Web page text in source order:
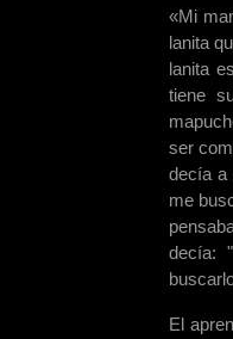
«Mi
lanita
lanita
tiene
ser
decía a
me
decía:
El